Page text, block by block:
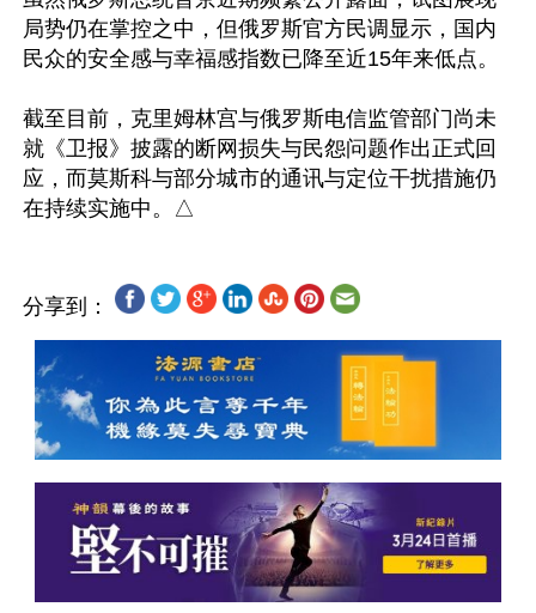
局势仍在掌控之中，但俄罗斯官方民调显示，国内
民众的安全感与幸福感指数已降至近15年来低点。
截至目前，克里姆林宫与俄罗斯电信监管部门尚未
就《卫报》披露的断网损失与民怨问题作出正式回
应，而莫斯科与部分城市的通讯与定位干扰措施仍
分享到：